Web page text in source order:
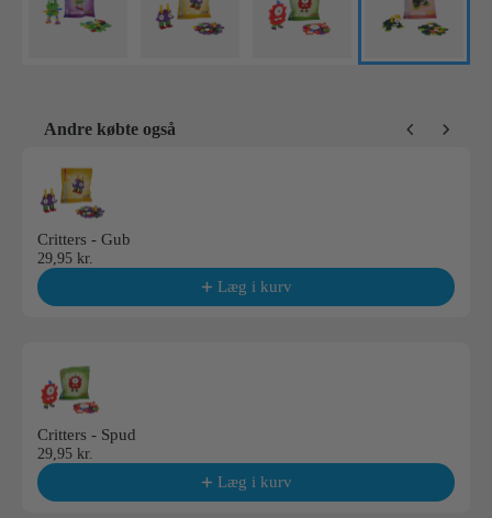
Andre købte også
Critters - Gub
29,95 kr.
Læg i kurv
Critters - Spud
29,95 kr.
Læg i kurv